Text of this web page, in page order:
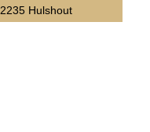
2235 Hulshout